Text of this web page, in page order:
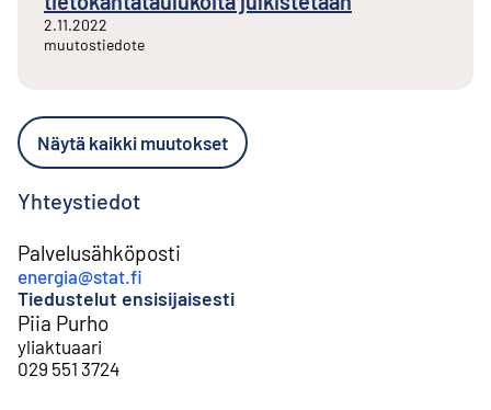
2.11.2022
muutostiedote
Näytä kaikki muutokset
Yhteystiedot
Palvelusähköposti
energia@stat.fi
Tiedustelut ensisijaisesti
Piia Purho
yliaktuaari
029 551 3724